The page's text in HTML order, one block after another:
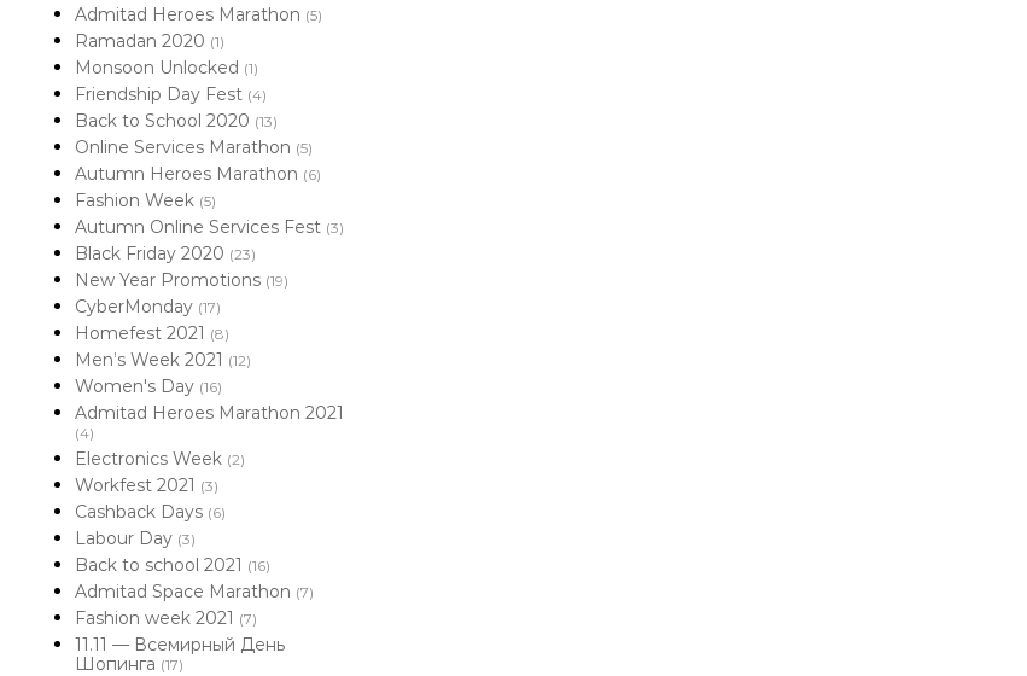
Admitad Heroes Marathon (5)
Ramadan 2020 (1)
Monsoon Unlocked (1)
Friendship Day Fest (4)
Back to School 2020 (13)
Online Services Marathon (5)
Autumn Heroes Marathon (6)
Fashion Week (5)
Autumn Online Services Fest (3)
Black Friday 2020 (23)
New Year Promotions (19)
CyberMonday (17)
Homefest 2021 (8)
Men’s Week 2021 (12)
Women's Day (16)
Admitad Heroes Marathon 2021
(4)
Electronics Week (2)
Workfest 2021 (3)
Cashback Days (6)
Labour Day (3)
Back to school 2021 (16)
Admitad Space Marathon (7)
Fashion week 2021 (7)
11.11 — Всемирный День
Шопинга (17)